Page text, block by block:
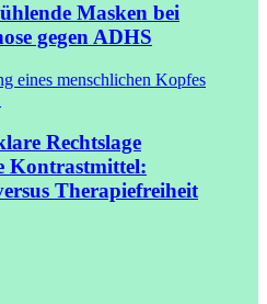
Masken bei
gegen ADHS
Rechtslage
Kontrastmittel:
Therapiefreiheit